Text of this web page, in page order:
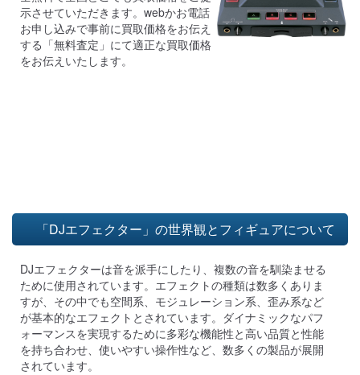
示させていただきます。webかお電話
お申し込みで事前に買取価格をお伝え
する「無料査定」にて適正な買取価格
をお伝えいたします。
「DJエフェクター」の世界観とフィギュアについて
DJエフェクターは音を派手にしたり、複数の音を馴染ませる
ために使用されています。エフェクトの種類は数多くありま
すが、その中でも空間系、モジュレーション系、歪み系など
が基本的なエフェクトとされています。ダイナミックなパフ
ォーマンスを実現するために多彩な機能性と高い品質と性能
を持ち合わせ、使いやすい操作性など、数多くの製品が展開
されています。